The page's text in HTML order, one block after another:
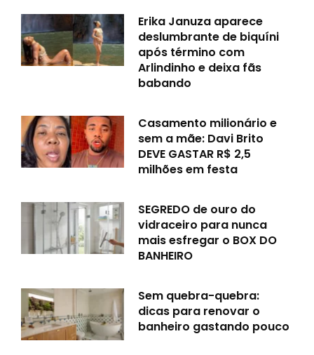
Erika Januza aparece
deslumbrante de biquíni
após término com
Arlindinho e deixa fãs
babando
Casamento milionário e
sem a mãe: Davi Brito
DEVE GASTAR R$ 2,5
milhões em festa
SEGREDO de ouro do
vidraceiro para nunca
mais esfregar o BOX DO
BANHEIRO
Sem quebra-quebra:
dicas para renovar o
banheiro gastando pouco